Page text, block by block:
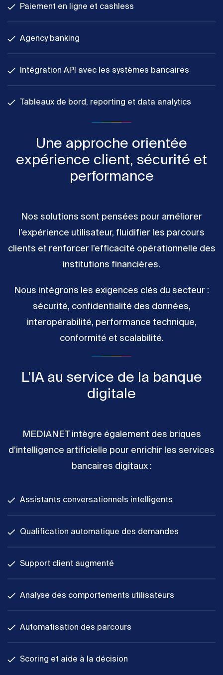
Paiement en ligne et cashless
Agency banking
Intégration API avec les systèmes bancaires
Tableaux de bord, reporting et data analytics
Une approche orientée
expérience client, sécurité et
performance
Nos solutions sont pensées pour améliorer
l’expérience utilisateur, fluidifier les parcours
clients et renforcer l’efficacité opérationnelle des
institutions financières.
Nous intégrons les exigences clés du secteur :
sécurité, confidentialité des données,
interopérabilité, performance technique,
conformité et scalabilité.
L’IA au service de la banque
digitale
MEDIANET intègre également des briques
d’intelligence artificielle pour enrichir les services
bancaires digitaux :
Assistants conversationnels intelligents
Qualification automatique des demandes
Support client augmenté
Analyse des comportements utilisateurs
Automatisation des parcours
Scoring et aide à la décision